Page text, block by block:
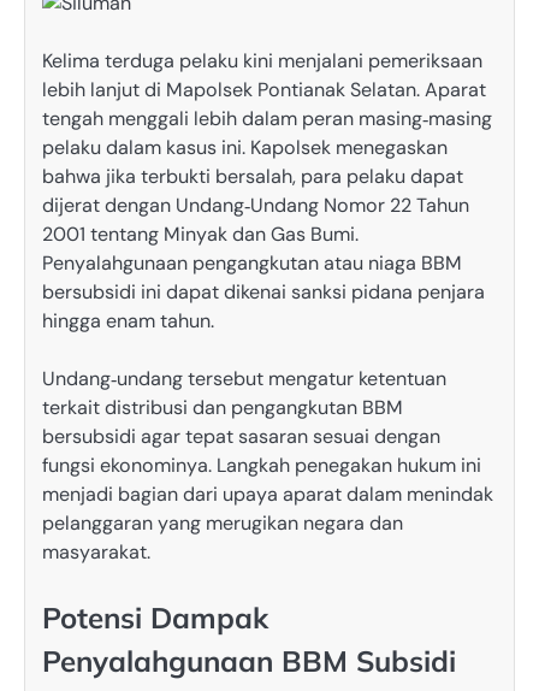
Kelima terduga pelaku kini menjalani pemeriksaan
lebih lanjut di Mapolsek Pontianak Selatan. Aparat
tengah menggali lebih dalam peran masing‑masing
pelaku dalam kasus ini. Kapolsek menegaskan
bahwa jika terbukti bersalah, para pelaku dapat
dijerat dengan Undang‑Undang Nomor 22 Tahun
2001 tentang Minyak dan Gas Bumi.
Penyalahgunaan pengangkutan atau niaga BBM
bersubsidi ini dapat dikenai sanksi pidana penjara
hingga enam tahun.
Undang‑undang tersebut mengatur ketentuan
terkait distribusi dan pengangkutan BBM
bersubsidi agar tepat sasaran sesuai dengan
fungsi ekonominya. Langkah penegakan hukum ini
menjadi bagian dari upaya aparat dalam menindak
pelanggaran yang merugikan negara dan
masyarakat.
Potensi Dampak
Penyalahgunaan BBM Subsidi